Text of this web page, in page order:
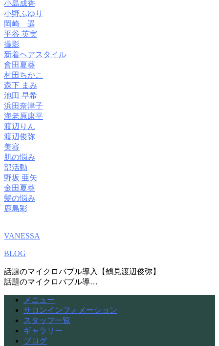
小島成香
小野ふゆり
岡崎 遥
平谷 英実
撮影
新着ヘアスタイル
會田夏葵
村田ちかこ
森下 まみ
池田 早希
浜田奈津子
海老原康平
渡辺りん
渡辺俊弥
美容
肌の悩み
部活動
野坂 亜矢
金田夏葵
髪の悩み
鹿島彩
VANESSA
BLOG
話題のマイクロバブル導入【鶴見渡辺俊弥】
話題のマイクロバブル導…
メニュー
サロンインフォメーション
スタッフ一覧
ギャラリー
ブログ